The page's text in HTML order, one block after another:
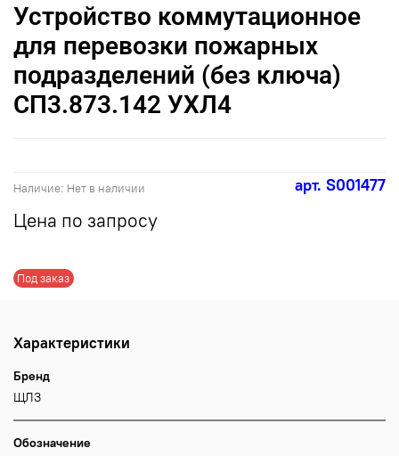
арт. S001477
Наличие: Нет в наличии
Под заказ
Устройство коммутационное
для перевозки пожарных
подразделений (без ключа)
СП3.873.142 УХЛ4
Цена по запросу
Характеристики
Бренд
ЩЛЗ
Обозначение